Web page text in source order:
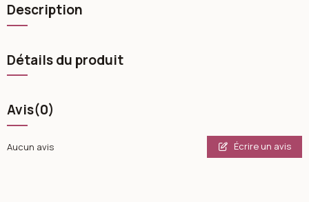
Description
Détails du produit
Avis(0)
Aucun avis Écrire un avis